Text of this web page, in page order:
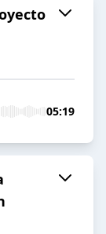
05:19